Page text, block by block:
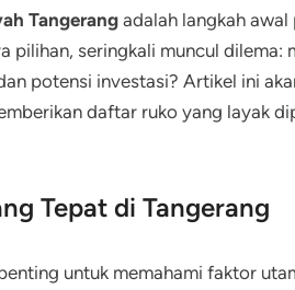
Tangerangadalah langkah
pilihan, seringkali muncul dilema:
potensi investasi? Artikel ini
daftar ruko yang layak
Tepat di Tangerang
untuk memahami faktor